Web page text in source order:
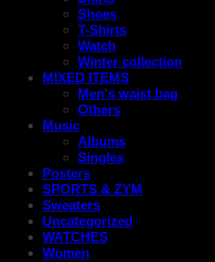
Shoes
T-Shirts
Watch
Winter collection
MIXED ITEMS
Men's waist bag
Others
Music
Albums
Singles
Posters
SPORTS & ZYM
Sweaters
Uncategorized
WATCHES
Women